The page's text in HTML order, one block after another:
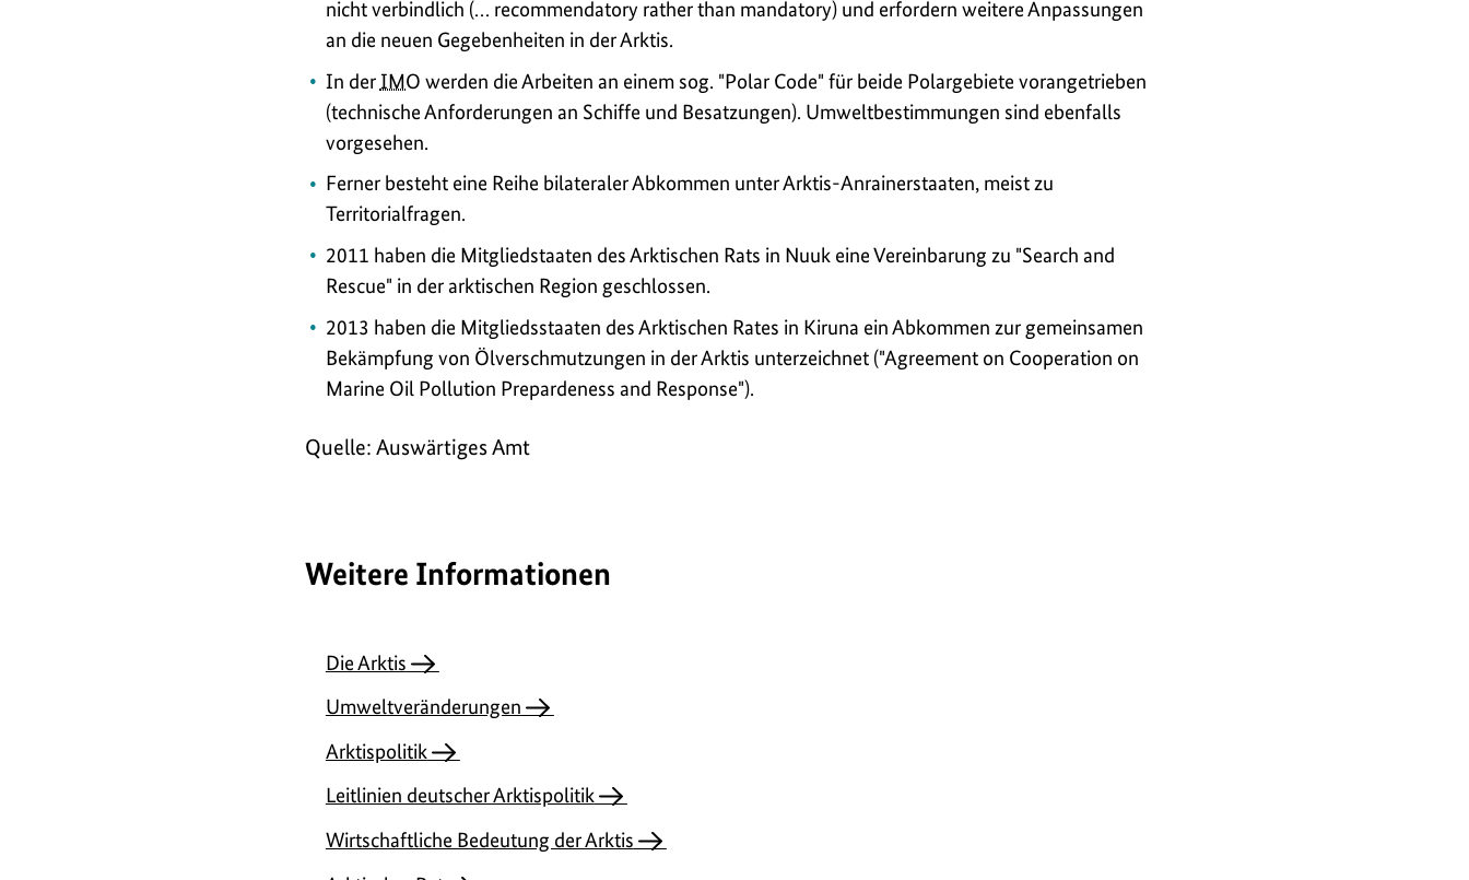
nicht verbindlich (… recommendatory rather than mandatory) und erfordern weitere Anpassungen
an die neuen Gegebenheiten in der Arktis.
In derIMO werden die Arbeiten an einem sog. "Polar Code" für beide Polargebiete vorangetrieben
(technische Anforderungen an Schiffe und Besatzungen). Umweltbestimmungen sind ebenfalls
vorgesehen.
Ferner besteht eine Reihe bilateraler Abkommen unter Arktis-Anrainerstaaten, meist zu
Territorialfragen.
2011 haben die Mitgliedstaaten des Arktischen Rats in Nuuk eine Vereinbarung zu "Search and
Rescue" in der arktischen Region geschlossen.
2013 haben die Mitgliedsstaaten des Arktischen Rates in Kiruna ein Abkommen zur gemeinsamen
Bekämpfung von Ölverschmutzungen in der Arktis unterzeichnet ("Agreement on Cooperation on
Marine Oil Pollution Prepardeness and Response").
Quelle: Auswärtiges Amt
Weitere Informationen
Die Arktis
Umweltveränderungen
Arktispolitik
Leitlinien deutscher Arktispolitik
Wirtschaftliche Bedeutung der Arktis